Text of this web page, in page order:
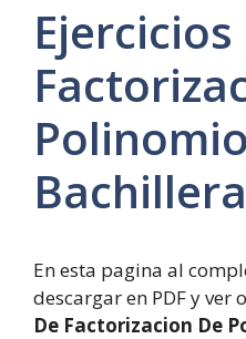
Ejercicios
En esta pagina al
descargar en PDF y ver
De Factorizacion De